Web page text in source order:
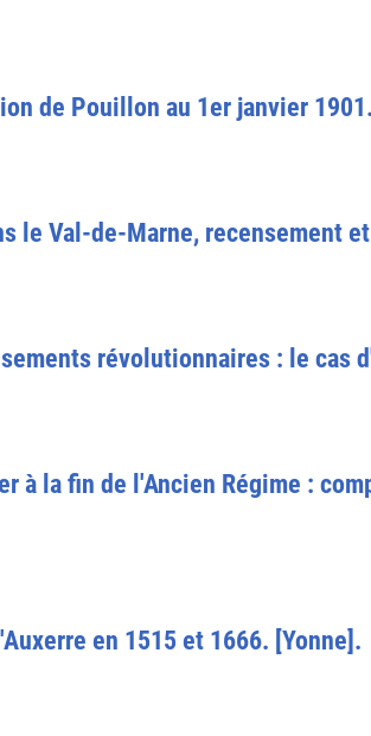
de Pouillon au 1er janvier
le Val-de-Marne, recensement
révolutionnaires : le cas
à la fin de l'Ancien Régime :
en 1515 et 1666. [Yonne].